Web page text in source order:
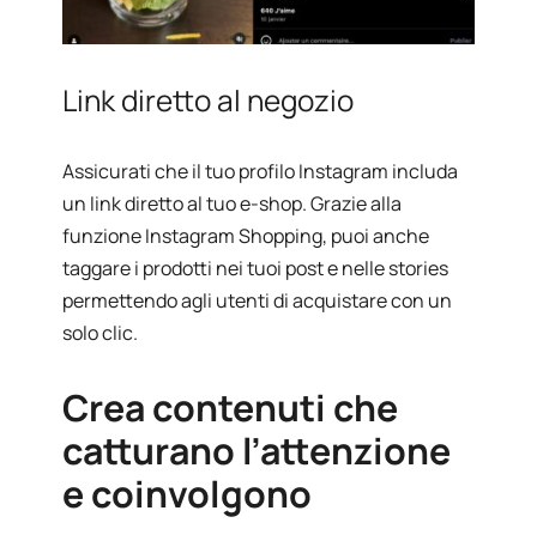
Link diretto al negozio
Assicurati che il tuo profilo Instagram includa
un link diretto al tuo e-shop. Grazie alla
funzione Instagram Shopping, puoi anche
taggare i prodotti nei tuoi post e nelle stories
permettendo agli utenti di acquistare con un
solo clic.
Crea contenuti che
catturano l’attenzione
e coinvolgono